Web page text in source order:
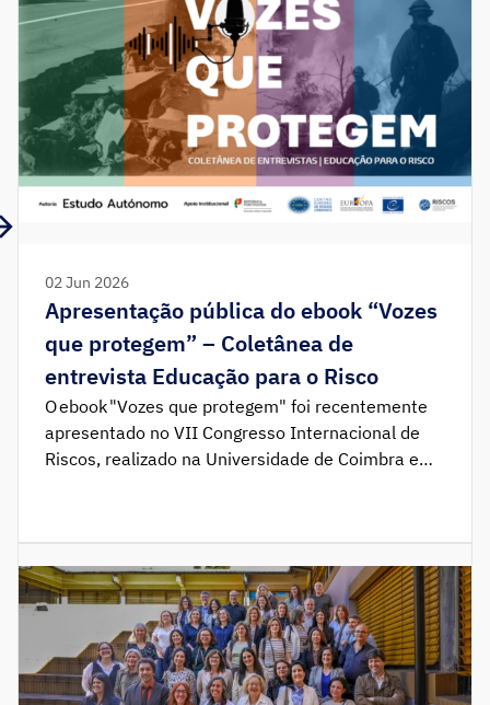
02 Jun 2026
Apresentação pública do ebook “Vozes
que protegem” – Coletânea de
entrevista Educação para o Risco
O ebook "Vozes que protegem" foi recentemente
apresentado no VII Congresso Internacional de
Riscos, realizado na Universidade de Coimbra e